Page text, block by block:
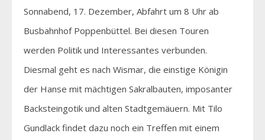
Sonnabend, 17. Dezember, Abfahrt um 8 Uhr ab
Busbahnhof Poppenbüttel. Bei diesen Touren
werden Politik und Interessantes verbunden.
Diesmal geht es nach Wismar, die einstige Königin
der Hanse mit mächtigen Sakralbauten, imposanter
Backsteingotik und alten Stadtgemäuern. Mit Tilo
Gundlack findet dazu noch ein Treffen mit einem